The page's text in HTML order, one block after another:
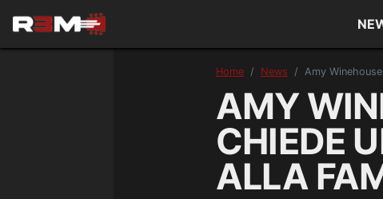
Home News Amy
AMY
CHIEDE
ALLA